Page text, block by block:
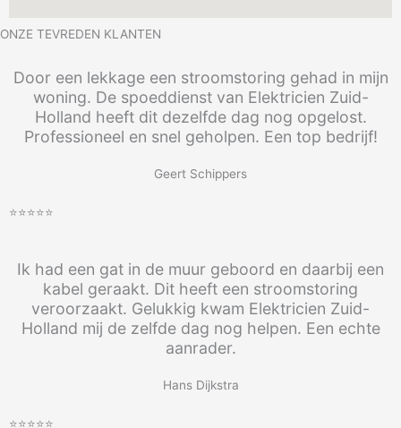
ONZE TEVREDEN KLANTEN
Door een lekkage een stroomstoring gehad in mijn
woning. De spoeddienst van Elektricien Zuid-
Holland heeft dit dezelfde dag nog opgelost.
Professioneel en snel geholpen. Een top bedrijf!
Geert Schippers
⭐⭐⭐⭐⭐
Ik had een gat in de muur geboord en daarbij een
kabel geraakt. Dit heeft een stroomstoring
veroorzaakt. Gelukkig kwam Elektricien Zuid-
Holland mij de zelfde dag nog helpen. Een echte
aanrader.
Hans Dijkstra
⭐⭐⭐⭐⭐